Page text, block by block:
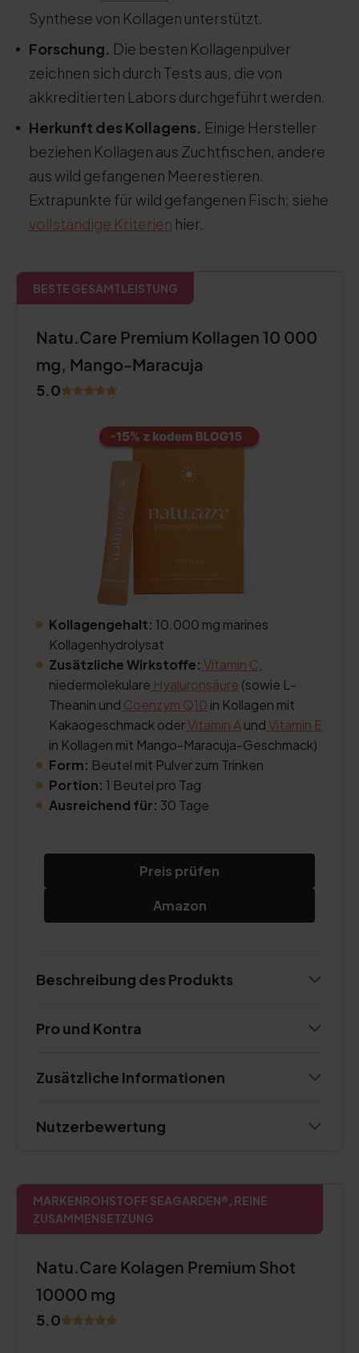
Synthese von Kollagen unterstützt.
Forschung. Die besten Kollagenpulver
zeichnen sich durch Tests aus, die von
akkreditierten Labors durchgeführt werden.
Herkunft des Kollagens. Einige Hersteller
beziehen Kollagen aus Zuchtfischen, andere
aus wild gefangenen Meerestieren.
Extrapunkte für wild gefangenen Fisch; siehe
vollständige Kriterien hier.
BESTE GESAMTLEISTUNG
Natu.Care Premium Kollagen 10 000
mg, Mango-Maracuja
5.0
Kollagengehalt: 10.000 mg marines
Kollagenhydrolysat
Zusätzliche Wirkstoffe: Vitamin C
niedermolekulare Hyaluronsäure (sowie L-
Theanin und Coenzym Q10 in Kollagen mit
Kakaogeschmack oderVitamin AundVitamin E
in Kollagen mit Mango-Maracuja-Geschmack)
Form: Beutel mit Pulver zum Trinken
Portion: 1 Beutel pro Tag
Ausreichend für: 30 Tage
Preis prüfen
Amazon
Beschreibung des Produkts
Pro und Kontra
Zusätzliche Informationen
Nutzerbewertung
MARKENROHSTOFF SEAGARDEN®, REINE
ZUSAMMENSETZUNG
Natu.Care Kolagen Premium Shot
10000 mg
5.0